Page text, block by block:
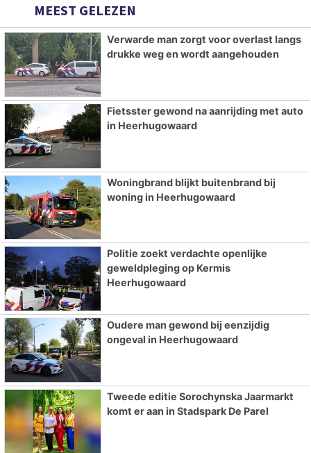
MEEST GELEZEN
Verwarde man zorgt voor overlast langs
drukke weg en wordt aangehouden
Fietsster gewond na aanrijding met auto
in Heerhugowaard
Woningbrand blijkt buitenbrand bij
woning in Heerhugowaard
Politie zoekt verdachte openlijke
geweldpleging op Kermis
Heerhugowaard
Oudere man gewond bij eenzijdig
ongeval in Heerhugowaard
Tweede editie Sorochynska Jaarmarkt
komt er aan in Stadspark De Parel